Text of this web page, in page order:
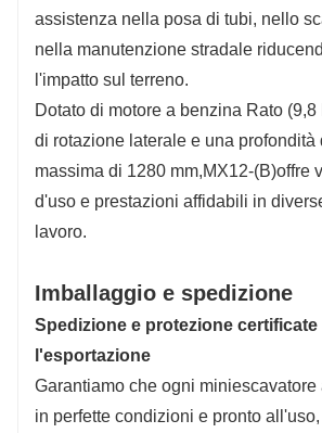
assistenza nella posa di tubi, nello
nella manutenzione stradale
l'impatto sul terreno.
Dotato di motore a benzina Rato
di rotazione laterale e una profondità
massima di 1280 mm,MX12-(B)offre
d'uso e prestazioni affidabili in
lavoro.
Imballaggio e spedizione
Spedizione e protezione certificate
l'esportazione
Garantiamo che ogni
in perfette condizioni e pronto